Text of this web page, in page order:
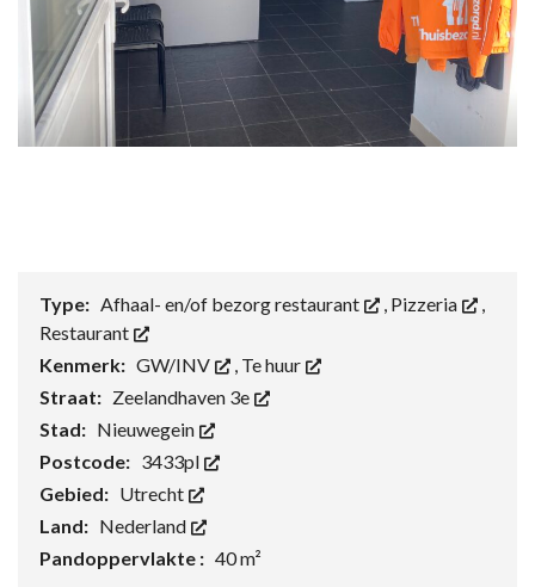
Type: Afhaal- en/of bezorg restaurant , Pizzeria
,
Restaurant
Kenmerk: GW/INV , Te huur
Straat: Zeelandhaven 3e
Stad: Nieuwegein
Postcode: 3433pl
Gebied: Utrecht
Land: Nederland
Pandoppervlakte : 40 m²